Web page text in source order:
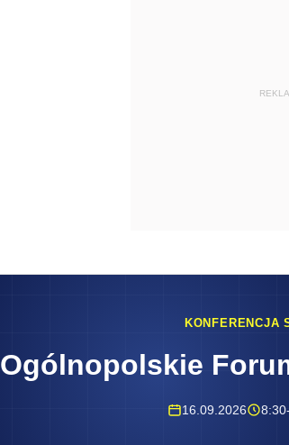
KONFERENCJA
Ogólnopolskie
16.09.2026